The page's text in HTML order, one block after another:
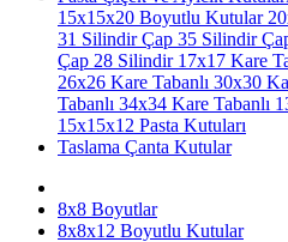
15x15x20 Boyutlu Kutular
31 SilindirÇap 35 Silindir
Çap 28 Silindir17x17 Kare
26x26 Kare Tabanlı 30x30
Tabanlı 34x34 Kare Tabanlı
15x15x12 Pasta Kutuları
Taslama Çanta Kutular
8x8 Boyutlar
8x8x12 Boyutlu Kutular